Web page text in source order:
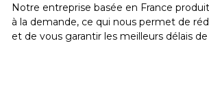
Notre entreprise basée en France
à la demande, ce qui nous permet de
et de vous garantir les meilleurs délais de